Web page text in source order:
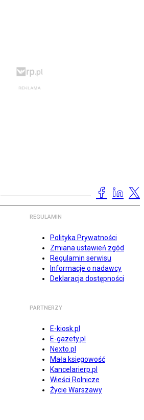
REGULAMIN
Polityka Prywatności
Zmiana ustawień zgód
Regulamin serwisu
Informacje o nadawcy
Deklaracja dostępności
PARTNERZY
E-kiosk.pl
E-gazety.pl
Nexto.pl
Mała księgowość
Kancelarierp.pl
Wieści Rolnicze
Życie Warszawy